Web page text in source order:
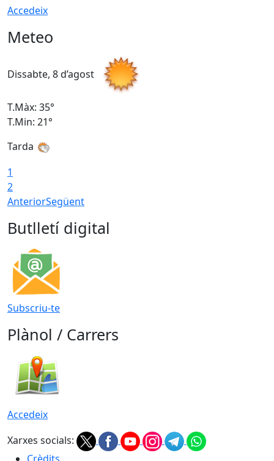
Accedeix
Meteo
Dissabte, 8 d’agost
T.Màx: 35°
T.Min: 21°
Tarda
1
2
AnteriorSegüent
Butlletí digital
Subscriu-te
Plànol / Carrers
Accedeix
Xarxes socials: